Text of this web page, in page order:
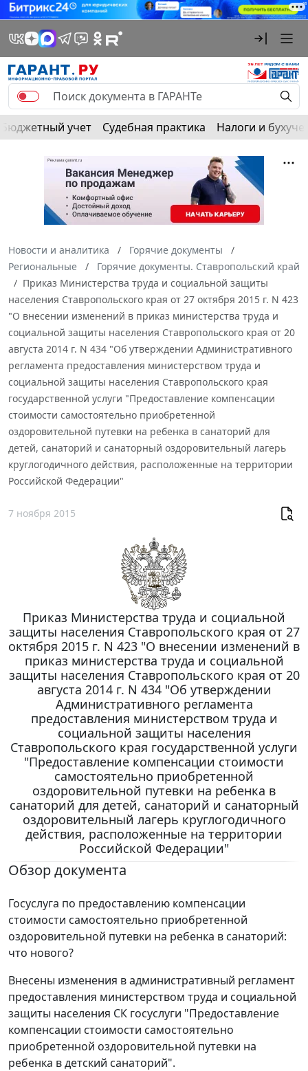
Бюджетный учет Судебная практика Налоги и
Новости и аналитика
Горячие документы
Региональные
Горячие документы. Ставропольский край
Приказ Министерства труда и социальной защиты
населения Ставропольского края от 27 октября 2015 г. N 423
"О внесении изменений в приказ министерства труда и
социальной защиты населения Ставропольского края от 20
августа 2014 г. N 434 "Об утверждении Административного
регламента предоставления министерством труда и
социальной защиты населения Ставропольского края
государственной услуги "Предоставление компенсации
стоимости самостоятельно приобретенной
оздоровительной путевки на ребенка в санаторий для
детей, санаторий и санаторный оздоровительный лагерь
круглогодичного действия, расположенные на территории
Российской Федерации"
7 ноября 2015
Приказ Министерства труда и социальной
защиты населения Ставропольского края от 27
октября 2015 г. N 423 "О внесении изменений в
приказ министерства труда и социальной
защиты населения Ставропольского края от 20
августа 2014 г. N 434 "Об утверждении
Административного регламента
предоставления министерством труда и
социальной защиты населения
Ставропольского края государственной услуги
"Предоставление компенсации стоимости
самостоятельно приобретенной
оздоровительной путевки на ребенка в
санаторий для детей, санаторий и санаторный
оздоровительный лагерь круглогодичного
действия, расположенные на территории
Российской Федерации"
Обзор документа
Госуслуга по предоставлению компенсации
стоимости самостоятельно приобретенной
оздоровительной путевки на ребенка в санаторий:
что нового?
Внесены изменения в административный регламент
предоставления министерством труда и социальной
защиты населения СК госуслуги "Предоставление
компенсации стоимости самостоятельно
приобретенной оздоровительной путевки на
ребенка в детский санаторий".